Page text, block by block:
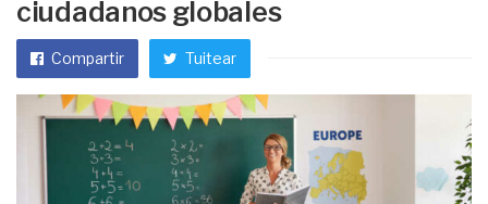
ciudadanos globales
Compartir Tuitear